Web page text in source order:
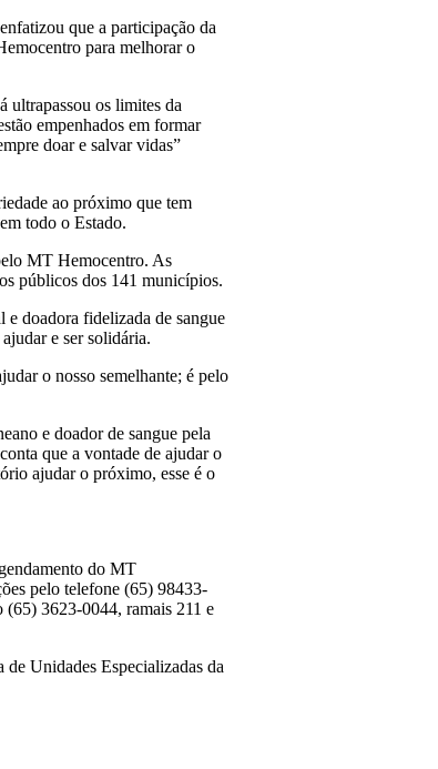
que a participação da
para melhorar o
ultrapassou os limites da
empenhados em formar
doar e salvar vidas”
ao próximo que tem
todo o Estado.
MT Hemocentro. As
públicos dos 141 municípios.
doadora fidelizada de sangue
e ser solidária.
o nosso semelhante; é pelo
e doador de sangue pela
que a vontade de ajudar o
ajudar o próximo, esse é o
do MT
pelo telefone (65) 98433-
3623-0044, ramais 211 e
de Unidades Especializadas da